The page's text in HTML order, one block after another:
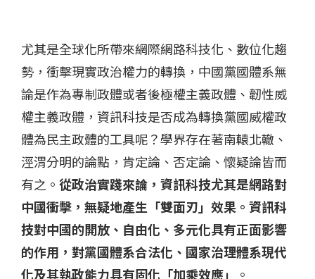
尤其是全球化所帶來網際網路科技化、數位化趨
勢，衝擊現實政治權力的轉換，中國黨國體系無
論是作為專制政體或者後極權主義政體、韌性威
權主義政體，資訊科技是否成為轉換黨國威權政
體為民主政體的工具呢？學界存在著南轅北轍、
涇渭分明的論點，肯定論、否定論、懷疑論皆而
有之。 從政治實踐來論，資訊科技尤其是網路對
中國衝擊，無疑地產生「雙面刃」效果。資訊科
技對中國的開放、自由化、多元化具有正面影響
的作用，對黨國體系合法化、國家治理體系現代
化及其執政能力具有固化「加乘效應」
。